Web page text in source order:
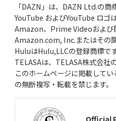
「DAZN」は、DAZN Ltd.の商
YouTube およびYouTube ロゴ
Amazon、Prime Videoおよび
Amazon.com, Inc.またはその
HuluはHulu,LLCの登録商標です
TELASAは、TELASA株式会社
このホームページに掲載して
の無断複写・転載を禁じます。
Official